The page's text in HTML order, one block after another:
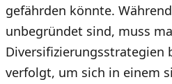
gefährden könnte.
unbegründet sind, muss
Diversifizierungsstrategien
verfolgt, um sich in einem